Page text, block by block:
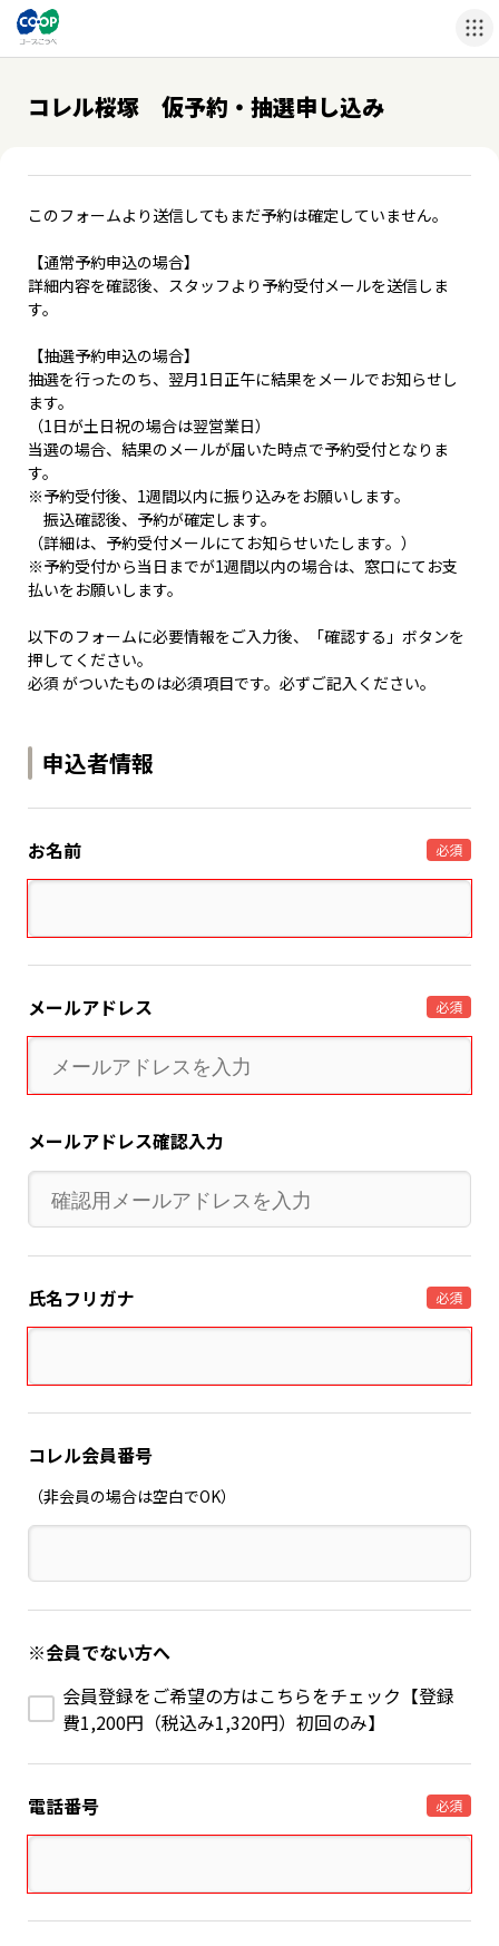
コレル桜塚 仮予約・抽選申し込み
このフォームより送信してもまだ予約は確定していません。
【通常予約申込の場合】
詳細内容を確認後、スタッフより予約受付メールを送信しま
す。
【抽選予約申込の場合】
抽選を行ったのち、翌月1日正午に結果をメールでお知らせし
ます。
（1日が土日祝の場合は翌営業日）
当選の場合、結果のメールが届いた時点で予約受付となりま
す。
※予約受付後、1週間以内に振り込みをお願いします。
振込確認後、予約が確定します。
（詳細は、予約受付メールにてお知らせいたします。）
※予約受付から当日までが1週間以内の場合は、窓口にてお支
払いをお願いします。
以下のフォームに必要情報をご入力後、「確認する」ボタンを
押してください。
必須 がついたものは必須項目です。必ずご記入ください。
申込者情報
お名前 必須
メールアドレス 必須
メールアドレス確認入力
氏名フリガナ 必須
コレル会員番号
（非会員の場合は空白でOK）
※会員でない方へ
会員登録をご希望の方はこちらをチェック【登録
費1,200円（税込み1,320円）初回のみ】
電話番号 必須